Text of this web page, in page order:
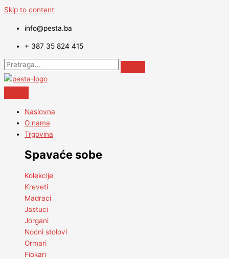
Skip to content
info@pesta.ba
+ 387 35 824 415
Naslovna
O nama
Trgovina
Spavaće sobe
Kolekcije
Kreveti
Madraci
Jastuci
Jorgani
Noćni stolovi
Ormari
Fiokari